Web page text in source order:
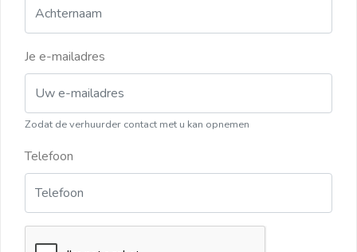
Je e-mailadres
Zodat de verhuurder contact met u kan opnemen
Telefoon